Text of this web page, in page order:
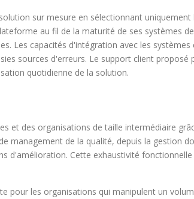
sur mesure en sélectionnant
au fil de la maturité de ses systèmes
Les capacités d'intégration avec les
sources d'erreurs. Le support client
quotidienne de la solution.
et des organisations de taille intermédiaire
management de la qualité, depuis la gestion
d'amélioration. Cette exhaustivité
pour les organisations qui manipulent un